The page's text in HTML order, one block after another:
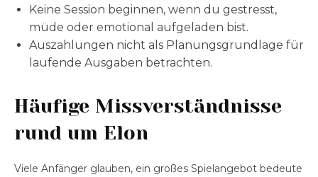
Keine Session beginnen, wenn du gestresst,
müde oder emotional aufgeladen bist.
Auszahlungen nicht als Planungsgrundlage für
laufende Ausgaben betrachten.
Häufige Missverständnisse
rund um Elon
Viele Anfänger glauben, ein großes Spielangebot bedeute